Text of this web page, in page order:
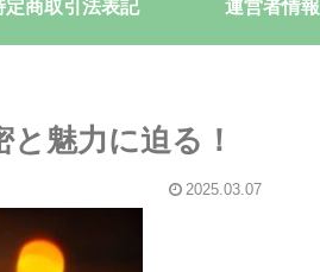
定商取引法表記 運営者情報
魅力に迫る！
2025.03.07